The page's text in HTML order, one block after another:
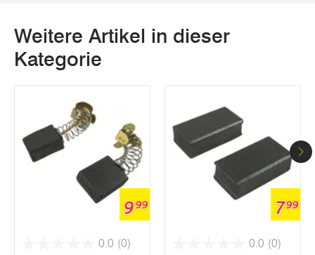
Weitere Artikel in dieser
Kategorie
999
0.0 (0)
799
0.0 (0)